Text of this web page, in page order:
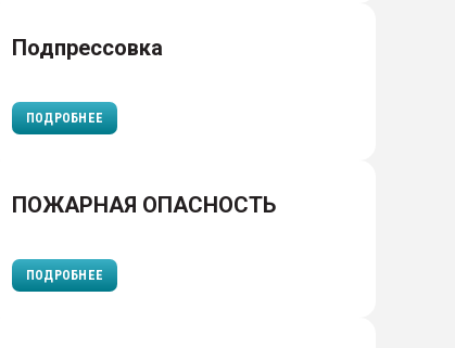
Подпрессовка
ПОДРОБНЕЕ
ПОЖАРНАЯ ОПАСНОСТЬ
ПОДРОБНЕЕ